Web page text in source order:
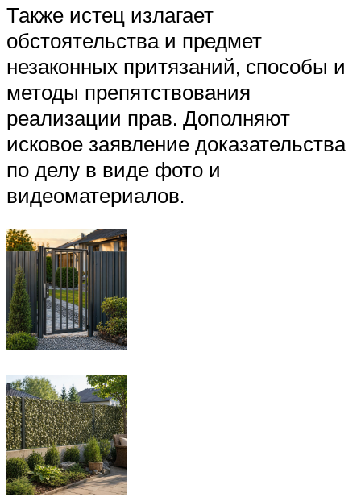
Также истец излагает
обстоятельства и предмет
незаконных притязаний, способы и
методы препятствования
реализации прав. Дополняют
исковое заявление доказательства
по делу в виде фото и
видеоматериалов.